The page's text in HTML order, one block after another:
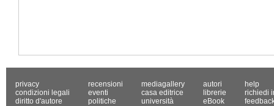
privacy
condizioni legali
diritto d'autore
recensioni
eventi
politiche
mediagallery
casa editrice
università
autori
librerie
eBook
help
richiedi